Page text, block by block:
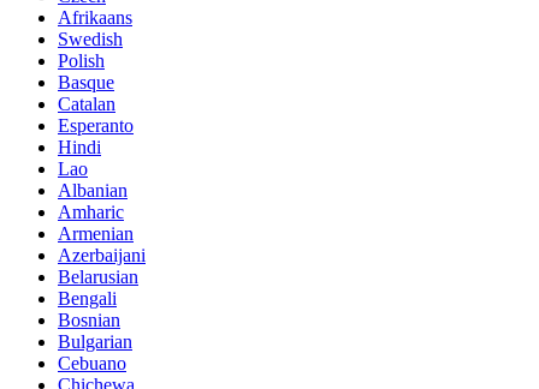
Afrikaans
Swedish
Polish
Basque
Catalan
Esperanto
Hindi
Lao
Albanian
Amharic
Armenian
Azerbaijani
Belarusian
Bengali
Bosnian
Bulgarian
Cebuano